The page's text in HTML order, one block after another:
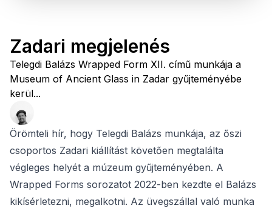
Zadari megjelenés
Telegdi Balázs Wrapped Form XII. című munkája a
Museum of Ancient Glass in Zadar gyűjteményébe
kerül...
Örömteli hír, hogy Telegdi Balázs munkája, az őszi
csoportos Zadari kiállítást követően megtalálta
végleges helyét a múzeum gyűjteményében. A
Wrapped Forms sorozatot 2022-ben kezdte el Balázs
kikísérletezni, megalkotni. Az üvegszállal való munka